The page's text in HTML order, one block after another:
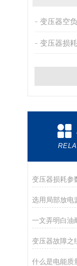
变压器空
变压器损
选用局部放电
一文弄明白油
变压器故障之
什么是电能质